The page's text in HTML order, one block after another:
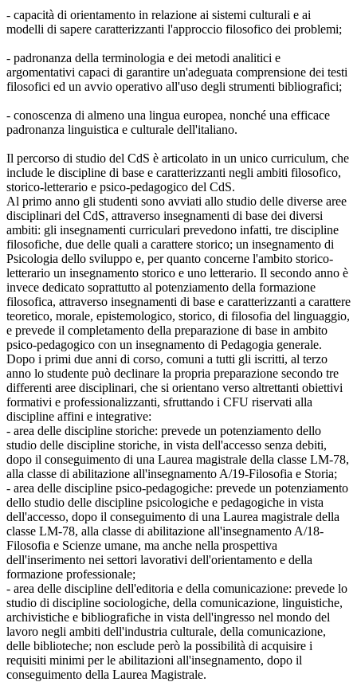
- capacità di orientamento in relazione ai sistemi culturali e ai
modelli di sapere caratterizzanti l'approccio filosofico dei problemi;
- padronanza della terminologia e dei metodi analitici e
argomentativi capaci di garantire un'adeguata comprensione dei testi
filosofici ed un avvio operativo all'uso degli strumenti bibliografici;
- conoscenza di almeno una lingua europea, nonché una efficace
padronanza linguistica e culturale dell'italiano.
Il percorso di studio del CdS è articolato in un unico curriculum, che
include le discipline di base e caratterizzanti negli ambiti filosofico,
storico-letterario e psico-pedagogico del CdS.
Al primo anno gli studenti sono avviati allo studio delle diverse aree
disciplinari del CdS, attraverso insegnamenti di base dei diversi
ambiti: gli insegnamenti curriculari prevedono infatti, tre discipline
filosofiche, due delle quali a carattere storico; un insegnamento di
Psicologia dello sviluppo e, per quanto concerne l'ambito storico-
letterario un insegnamento storico e uno letterario. Il secondo anno è
invece dedicato soprattutto al potenziamento della formazione
filosofica, attraverso insegnamenti di base e caratterizzanti a carattere
teoretico, morale, epistemologico, storico, di filosofia del linguaggio,
e prevede il completamento della preparazione di base in ambito
psico-pedagogico con un insegnamento di Pedagogia generale.
Dopo i primi due anni di corso, comuni a tutti gli iscritti, al terzo
anno lo studente può declinare la propria preparazione secondo tre
differenti aree disciplinari, che si orientano verso altrettanti obiettivi
formativi e professionalizzanti, sfruttando i CFU riservati alla
discipline affini e integrative:
- area delle discipline storiche: prevede un potenziamento dello
studio delle discipline storiche, in vista dell'accesso senza debiti,
dopo il conseguimento di una Laurea magistrale della classe LM-78,
alla classe di abilitazione all'insegnamento A/19-Filosofia e Storia;
- area delle discipline psico-pedagogiche: prevede un potenziamento
dello studio delle discipline psicologiche e pedagogiche in vista
dell'accesso, dopo il conseguimento di una Laurea magistrale della
classe LM-78, alla classe di abilitazione all'insegnamento A/18-
Filosofia e Scienze umane, ma anche nella prospettiva
dell'inserimento nei settori lavorativi dell'orientamento e della
formazione professionale;
- area delle discipline dell'editoria e della comunicazione: prevede lo
studio di discipline sociologiche, della comunicazione, linguistiche,
archivistiche e bibliografiche in vista dell'ingresso nel mondo del
lavoro negli ambiti dell'industria culturale, della comunicazione,
delle biblioteche; non esclude però la possibilità di acquisire i
requisiti minimi per le abilitazioni all'insegnamento, dopo il
conseguimento della Laurea Magistrale.